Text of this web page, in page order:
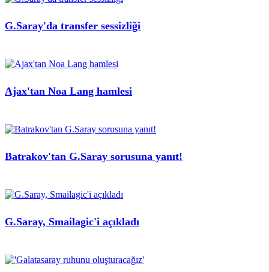
G.Saray'da transfer sessizliği
Ajax'tan Noa Lang hamlesi
Batrakov'tan G.Saray sorusuna yanıt!
G.Saray, Smailagic'i açıkladı